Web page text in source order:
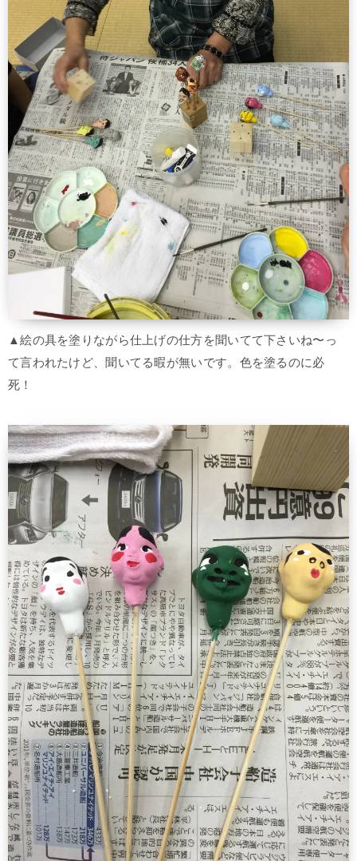
▲絵の具を塗りながら仕上げの仕方を聞いてて下さいね〜っ
て言われたけど、聞いてる暇が無いです。色を塗るのに必
死！